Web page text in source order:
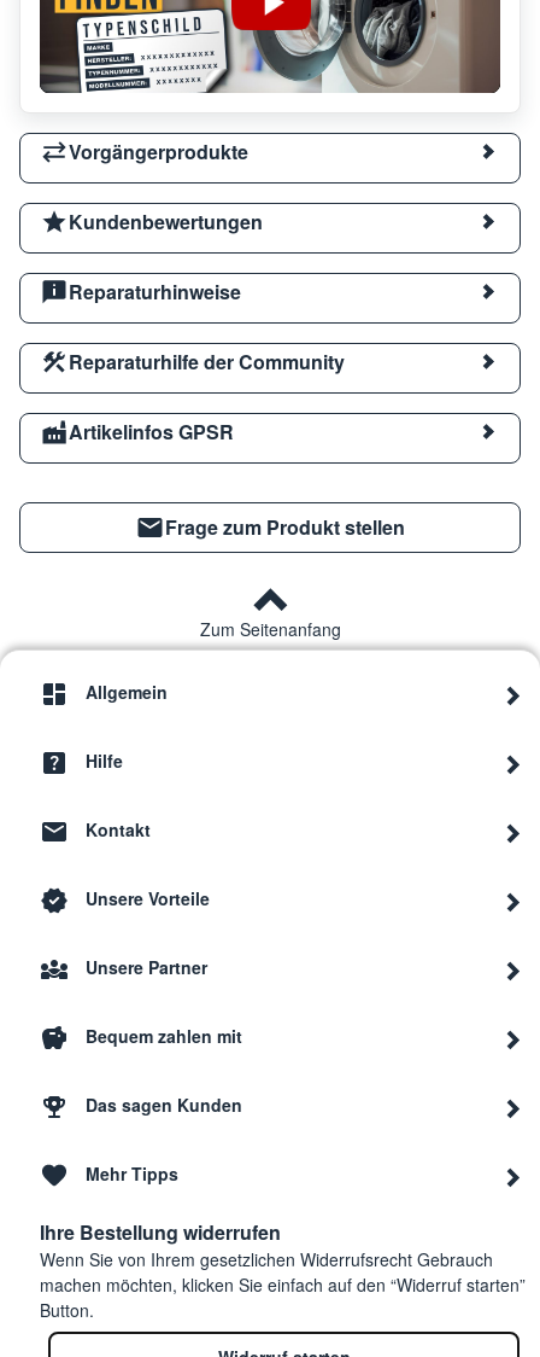
Vorgängerprodukte
Kundenbewertungen
Reparaturhinweise
Reparaturhilfe der Community
Artikelinfos GPSR
Frage zum Produkt stellen
Zum Seitenanfang
Allgemein
Hilfe
Kontakt
Unsere Vorteile
Unsere Partner
Bequem zahlen mit
Das sagen Kunden
Mehr Tipps
Ihre Bestellung widerrufen
Wenn Sie von Ihrem gesetzlichen Widerrufsrecht Gebrauch
machen möchten, klicken Sie einfach auf den “Widerruf starten”
Button.